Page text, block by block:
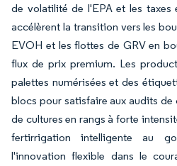
de volatilité de l'EPA et les taxes
accélèrent la transition vers les
EVOH et les flottes de GRV en
flux de prix premium. Les
palettes numérisées et des
blocs pour satisfaire aux audits
de cultures en rangs à forte
fertirrigation intelligente au
l'innovation flexible dans le